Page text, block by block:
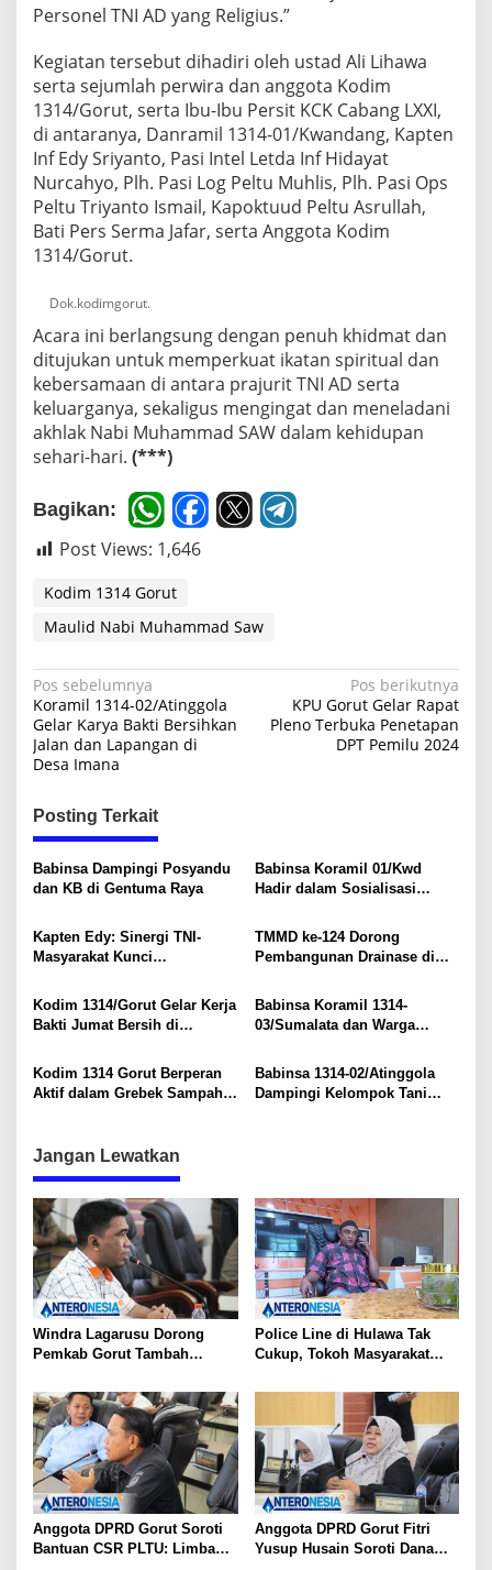
M
u
h
a
m
m
a
d
S
A
W
d
i
m
1
3
1
4
G
o
r
u
t
Personel TNI AD yang Religius.”
Kegiatan tersebut dihadiri oleh ustad Ali Lihawa
serta sejumlah perwira dan anggota Kodim
1314/Gorut, serta Ibu-Ibu Persit KCK Cabang LXXI,
di antaranya, Danramil 1314-01/Kwandang, Kapten
Inf Edy Sriyanto, Pasi Intel Letda Inf Hidayat
Nurcahyo, Plh. Pasi Log Peltu Muhlis, Plh. Pasi Ops
Peltu Triyanto Ismail, Kapoktuud Peltu Asrullah,
Bati Pers Serma Jafar, serta Anggota Kodim
1314/Gorut.
Dok.kodimgorut.
Acara ini berlangsung dengan penuh khidmat dan
ditujukan untuk memperkuat ikatan spiritual dan
kebersamaan di antara prajurit TNI AD serta
keluarganya, sekaligus mengingat dan meneladani
akhlak Nabi Muhammad SAW dalam kehidupan
sehari-hari. (***)
Bagikan:
Post Views: 1,646
Kodim 1314 Gorut
Maulid Nabi Muhammad Saw
N
a
v
g
a
s
p
o
s
Pos sebelumnya
Koramil 1314-02/Atinggola
Gelar Karya Bakti Bersihkan
Jalan dan Lapangan di
Desa Imana
Pos berikutnya
KPU Gorut Gelar Rapat
Pleno Terbuka Penetapan
DPT Pemilu 2024
Posting Terkait
Babinsa Dampingi Posyandu
dan KB di Gentuma Raya
Babinsa Koramil 01/Kwd
Hadir dalam Sosialisasi
Komitmen Keselamatan
Warga
Kapten Edy: Sinergi TNI-
Masyarakat Kunci
Botungobungo
TMMD ke-124 Dorong
Pembangunan Drainase di
Antusias Terlibat
Kodim 1314/Gorut Gelar Kerja
Bakti Jumat Bersih di
Tempat Ibadah
Babinsa Koramil 1314-
03/Sumalata dan Warga
Jembatan Darurat di Desa
Kikia
Kodim 1314 Gorut Berperan
Aktif dalam Grebek Sampah
Babinsa 1314-02/Atinggola
Dampingi Kelompok Tani
Jangan Lewatkan
Windra Lagarusu Dorong
Pemkab Gorut Tambah
Langkah Strategis Perkuat
Fiskal Daerah
Police Line di Hulawa Tak
Cukup, Tokoh Masyarakat
Anggota DPRD Gorut Soroti
Bantuan CSR PLTU: Limbah
Anggota DPRD Gorut Fitri
Yusup Husain Soroti Dana